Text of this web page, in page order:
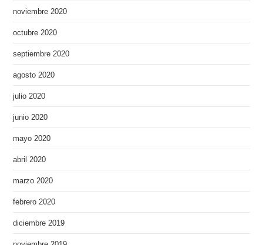
noviembre 2020
octubre 2020
septiembre 2020
agosto 2020
julio 2020
junio 2020
mayo 2020
abril 2020
marzo 2020
febrero 2020
diciembre 2019